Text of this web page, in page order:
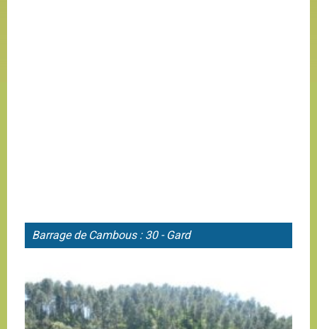
Barrage de Cambous : 30 - Gard